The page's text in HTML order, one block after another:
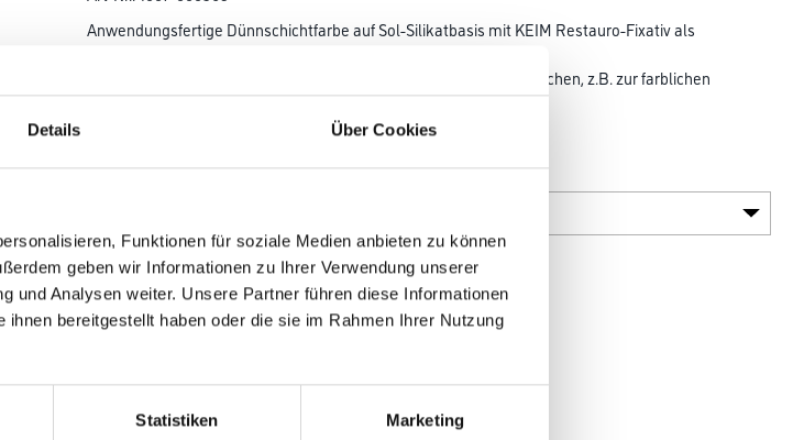
Details Über Cookies
Funktionen für soziale Medien anbieten zu können
geben wir Informationen zu Ihrer Verwendung unserer
und Analysen weiter. Unsere Partner führen diese Informationen
bereitgestellt haben oder die sie im Rahmen Ihrer Nutzung
Statistiken Marketing
Anwendungsfertige Dünnschichtfarbe auf Sol-Silikatbasis mit KEIM Restauro-Fixativ als
gut geeignet zur lasierenden Farbgestaltung von Sandsteinoberflächen, z.B. zur farblichen
Angleichung von Ausbesserungen an die
Umrechnungsfaktoren
Wunschfarbton